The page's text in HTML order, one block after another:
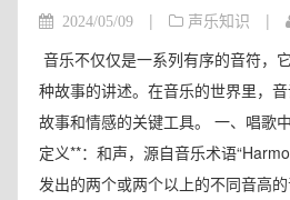
2024/05/09 | 声乐知识 |
音乐不仅仅是一系列有序的音符，
种故事的讲述。在音乐的世界里，
故事和情感的关键工具。 一、唱歌
定义**：和声，源自音乐术语
发出的两个或两个以上的不同音高